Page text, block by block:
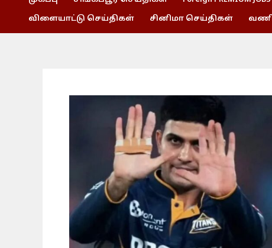
விளையாட்டு செய்திகள்
சினிமா செய்திகள்